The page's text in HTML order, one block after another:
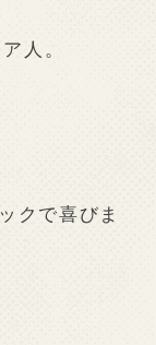
人。
クで喜びま